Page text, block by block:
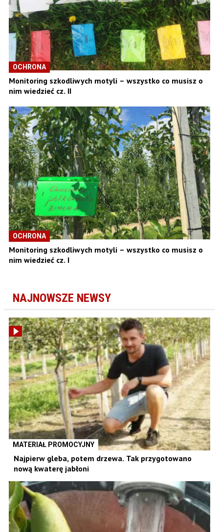
OCHRONA
Monitoring szkodliwych motyli – wszystko co musisz o
nim wiedzieć cz. II
OCHRONA
Monitoring szkodliwych motyli – wszystko co musisz o
nim wiedzieć cz. I
NAJNOWSZE NEWSY
MATERIAŁ PROMOCYJNY
Najpierw gleba, potem drzewa. Tak przygotowano
nową kwaterę jabłoni